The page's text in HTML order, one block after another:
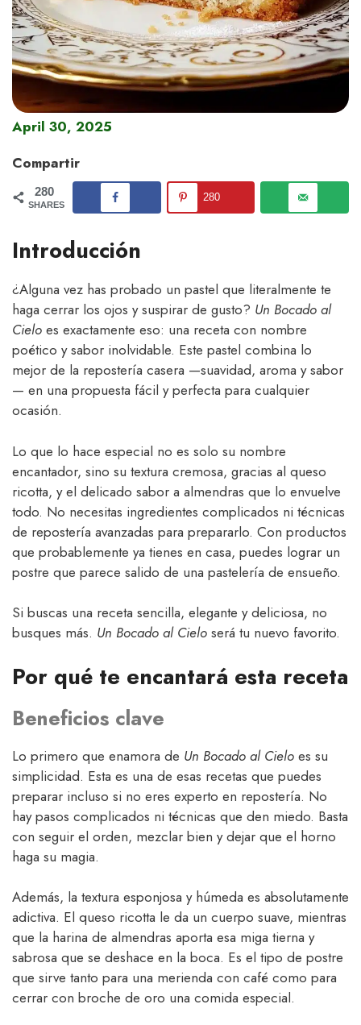
April 30, 2025
Compartir
280
SHARES
280
Introducción
¿Alguna vez has probado un pastel que literalmente te
haga cerrar los ojos y suspirar de gusto? Un Bocado al
Cielo es exactamente eso: una receta con nombre
poético y sabor inolvidable. Este pastel combina lo
mejor de la repostería casera —suavidad, aroma y sabor
— en una propuesta fácil y perfecta para cualquier
ocasión.
Lo que lo hace especial no es solo su nombre
encantador, sino su textura cremosa, gracias al queso
ricotta, y el delicado sabor a almendras que lo envuelve
todo. No necesitas ingredientes complicados ni técnicas
de repostería avanzadas para prepararlo. Con productos
que probablemente ya tienes en casa, puedes lograr un
postre que parece salido de una pastelería de ensueño.
Si buscas una receta sencilla, elegante y deliciosa, no
busques más. Un Bocado al Cielo será tu nuevo favorito.
Por qué te encantará esta receta
Beneficios clave
Lo primero que enamora de Un Bocado al Cielo es su
simplicidad. Esta es una de esas recetas que puedes
preparar incluso si no eres experto en repostería. No
hay pasos complicados ni técnicas que den miedo. Basta
con seguir el orden, mezclar bien y dejar que el horno
haga su magia.
Además, la textura esponjosa y húmeda es absolutamente
adictiva. El queso ricotta le da un cuerpo suave, mientras
que la harina de almendras aporta esa miga tierna y
sabrosa que se deshace en la boca. Es el tipo de postre
que sirve tanto para una merienda con café como para
cerrar con broche de oro una comida especial.